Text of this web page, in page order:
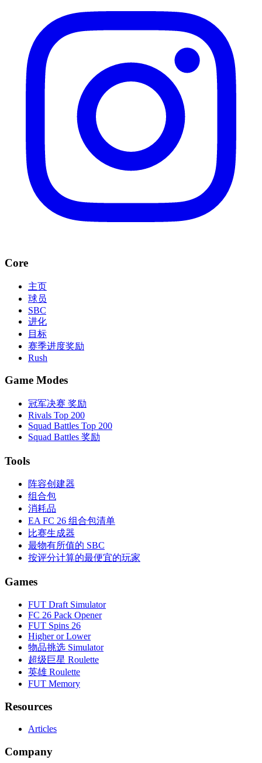
Core
主页
球员
SBC
进化
目标
赛季进度奖励
Rush
Game Modes
冠军决赛 奖励
Rivals Top 200
Squad Battles Top 200
Squad Battles 奖励
Tools
阵容创建器
组合包
消耗品
EA FC 26 组合包清单
比赛生成器
最物有所值的 SBC
按评分计算的最便宜的玩家
Games
FUT Draft Simulator
FC 26 Pack Opener
FUT Spins 26
Higher or Lower
物品挑选 Simulator
超级巨星 Roulette
英雄 Roulette
FUT Memory
Resources
Articles
Company